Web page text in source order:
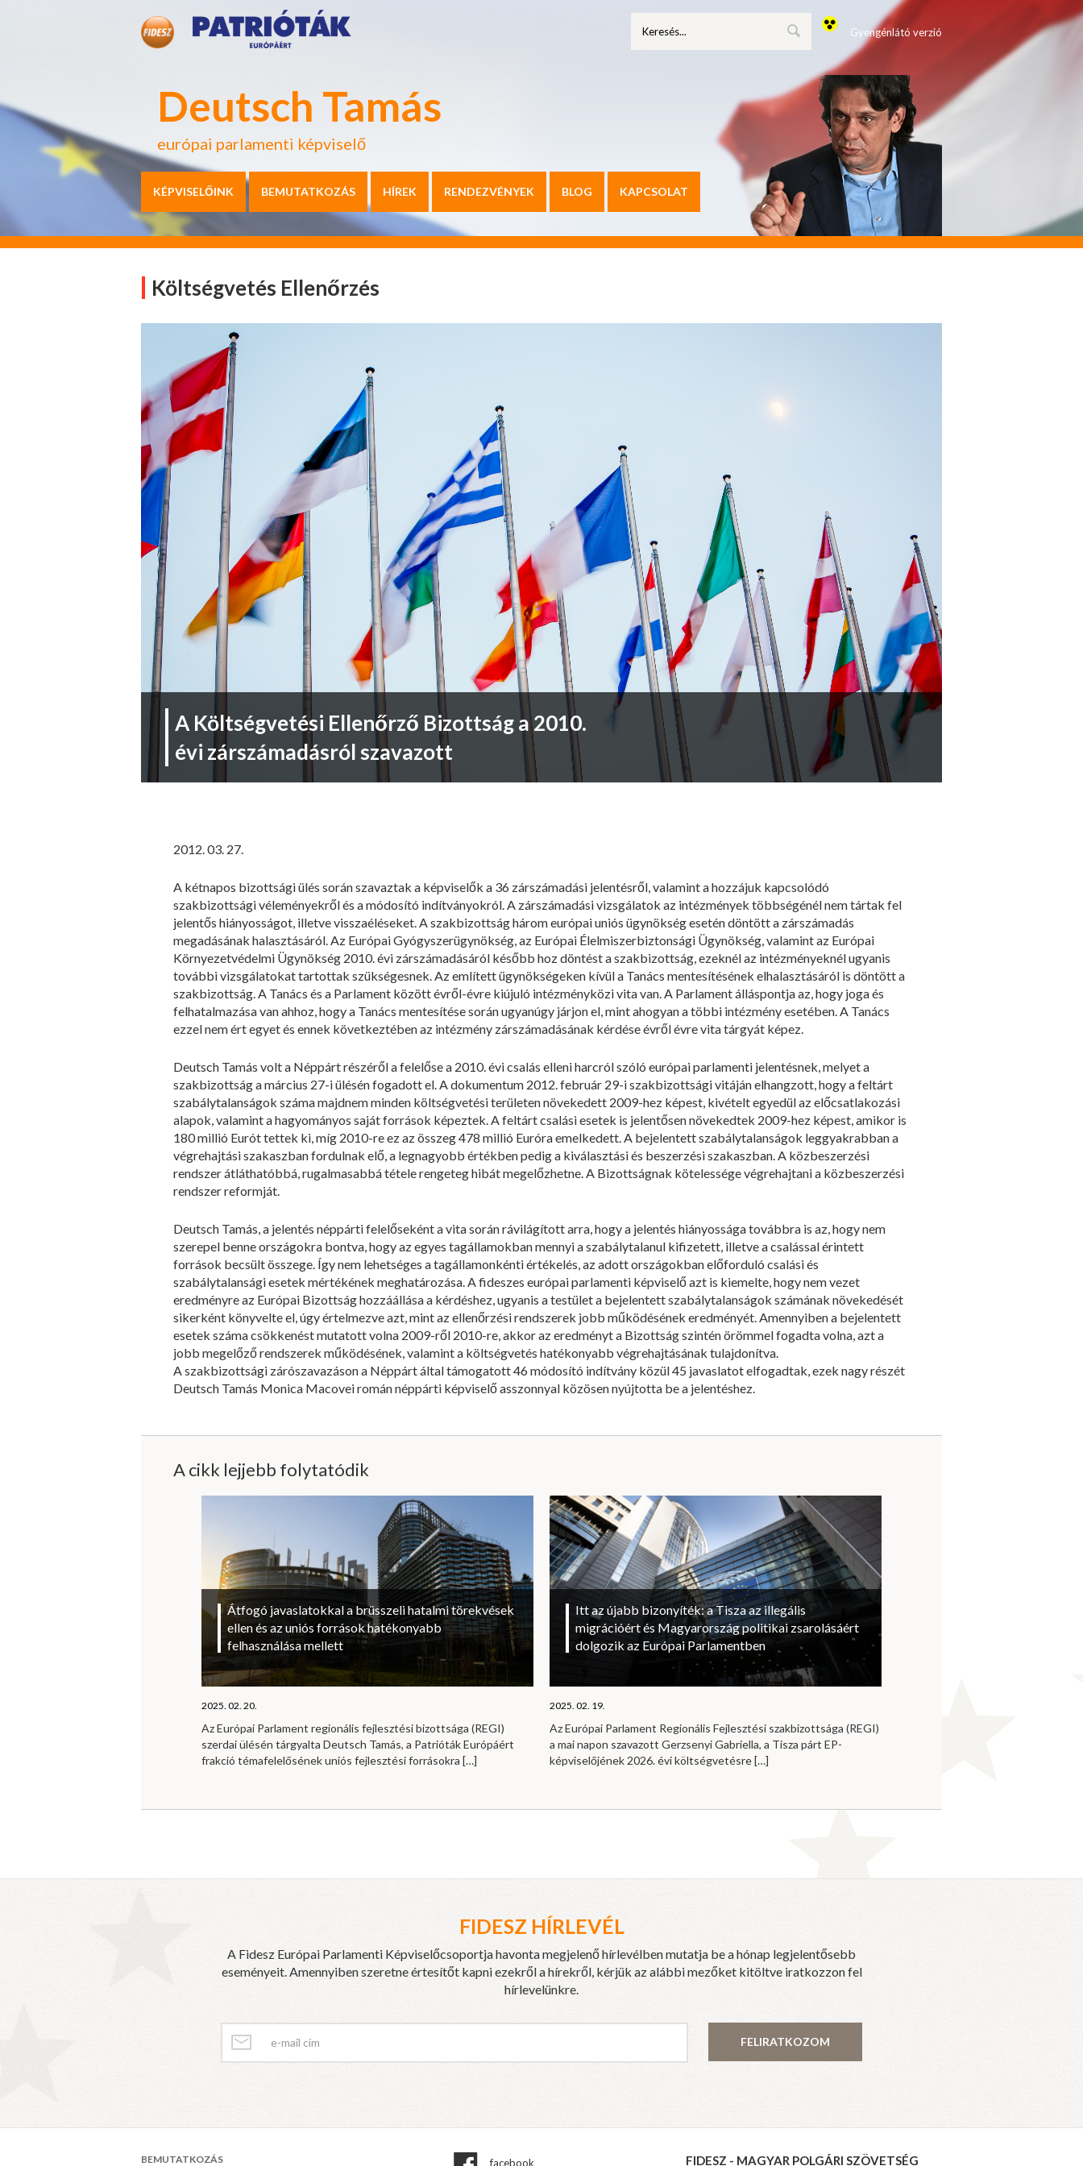
Deutsch Tamás
európai parlamenti képviselő
Gyengénlátó verzió
KÉPVISELŐINK BEMUTATKOZÁS HÍREK RENDEZVÉNYEK BLOG KAPCSOLAT
Költségvetés Ellenőrzés
A Költségvetési Ellenőrző Bizottság a 2010.
évi zárszámadásról szavazott
2012. 03. 27.
A kétnapos bizottsági ülés során szavaztak a képviselők a 36 zárszámadási jelentésről, valamint a hozzájuk kapcsolódó
szakbizottsági véleményekről és a módosító indítványokról. A zárszámadási vizsgálatok az intézmények többségénél nem tártak fel
jelentős hiányosságot, illetve visszaéléseket. A szakbizottság három európai uniós ügynökség esetén döntött a zárszámadás
megadásának halasztásáról. Az Európai Gyógyszerügynökség, az Európai Élelmiszerbiztonsági Ügynökség, valamint az Európai
Környezetvédelmi Ügynökség 2010. évi zárszámadásáról később hoz döntést a szakbizottság, ezeknél az intézményeknél ugyanis
további vizsgálatokat tartottak szükségesnek. Az említett ügynökségeken kívül a Tanács mentesítésének elhalasztásáról is döntött a
szakbizottság. A Tanács és a Parlament között évről-évre kiújuló intézményközi vita van. A Parlament álláspontja az, hogy joga és
felhatalmazása van ahhoz, hogy a Tanács mentesítése során ugyanúgy járjon el, mint ahogyan a többi intézmény esetében. A Tanács
ezzel nem ért egyet és ennek következtében az intézmény zárszámadásának kérdése évről évre vita tárgyát képez.
Deutsch Tamás volt a Néppárt részéről a felelőse a 2010. évi csalás elleni harcról szóló európai parlamenti jelentésnek, melyet a
szakbizottság a március 27-i ülésén fogadott el. A dokumentum 2012. február 29-i szakbizottsági vitáján elhangzott, hogy a feltárt
szabálytalanságok száma majdnem minden költségvetési területen növekedett 2009-hez képest, kivételt egyedül az előcsatlakozási
alapok, valamint a hagyományos saját források képeztek. A feltárt csalási esetek is jelentősen növekedtek 2009-hez képest, amikor is
180 millió Eurót tettek ki, míg 2010-re ez az összeg 478 millió Euróra emelkedett. A bejelentett szabálytalanságok leggyakrabban a
végrehajtási szakaszban fordulnak elő, a legnagyobb értékben pedig a kiválasztási és beszerzési szakaszban. A közbeszerzési
rendszer átláthatóbbá, rugalmasabbá tétele rengeteg hibát megelőzhetne. A Bizottságnak kötelessége végrehajtani a közbeszerzési
rendszer reformját.
Deutsch Tamás, a jelentés néppárti felelőseként a vita során rávilágított arra, hogy a jelentés hiányossága továbbra is az, hogy nem
szerepel benne országokra bontva, hogy az egyes tagállamokban mennyi a szabálytalanul kifizetett, illetve a csalással érintett
források becsült összege. Így nem lehetséges a tagállamonkénti értékelés, az adott országokban előforduló csalási és
szabálytalansági esetek mértékének meghatározása. A fideszes európai parlamenti képviselő azt is kiemelte, hogy nem vezet
eredményre az Európai Bizottság hozzáállása a kérdéshez, ugyanis a testület a bejelentett szabálytalanságok számának növekedését
sikerként könyvelte el, úgy értelmezve azt, mint az ellenőrzési rendszerek jobb működésének eredményét. Amennyiben a bejelentett
esetek száma csökkenést mutatott volna 2009-ről 2010-re, akkor az eredményt a Bizottság szintén örömmel fogadta volna, azt a
jobb megelőző rendszerek működésének, valamint a költségvetés hatékonyabb végrehajtásának tulajdonítva.
A szakbizottsági zárószavazáson a Néppárt által támogatott 46 módosító indítvány közül 45 javaslatot elfogadtak, ezek nagy részét
Deutsch Tamás Monica Macovei román néppárti képviselő asszonnyal közösen nyújtotta be a jelentéshez.
A cikk lejjebb folytatódik
Átfogó javaslatokkal a brüsszeli hatalmi törekvések
ellen és az uniós források hatékonyabb
felhasználása mellett
2025. 02. 20.
Az Európai Parlament regionális fejlesztési bizottsága (REGI)
szerdai ülésén tárgyalta Deutsch Tamás, a Patrióták Európáért
frakció témafelelősének uniós fejlesztési forrásokra […]
Itt az újabb bizonyíték: a Tisza az illegális
migrációért és Magyarország politikai zsarolásáért
dolgozik az Európai Parlamentben
2025. 02. 19.
Az Európai Parlament Regionális Fejlesztési szakbizottsága (REGI)
a mai napon szavazott Gerzsenyi Gabriella, a Tisza párt EP-
képviselőjének 2026. évi költségvetésre[…]
FIDESZ HÍRLEVÉL
A Fidesz Európai Parlamenti Képviselőcsoportja havonta megjelenő hírlevélben mutatja be a hónap legjelentősebb
eseményeit. Amennyiben szeretne értesítőt kapni ezekről a hírekről, kérjük az alábbi mezőket kitöltve iratkozzon fel
hírlevelünkre.
FELIRATKOZOM
BEMUTATKOZÁS facebook FIDESZ - MAGYAR POLGÁRI SZÖVETSÉG